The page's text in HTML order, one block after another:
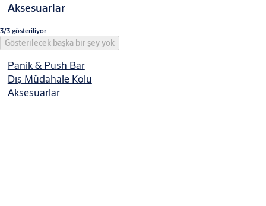
Aksesuarlar
3/3 gösteriliyor
Gösterilecek başka bir şey yok
Panik & Push Bar
Dış Müdahale Kolu
Aksesuarlar